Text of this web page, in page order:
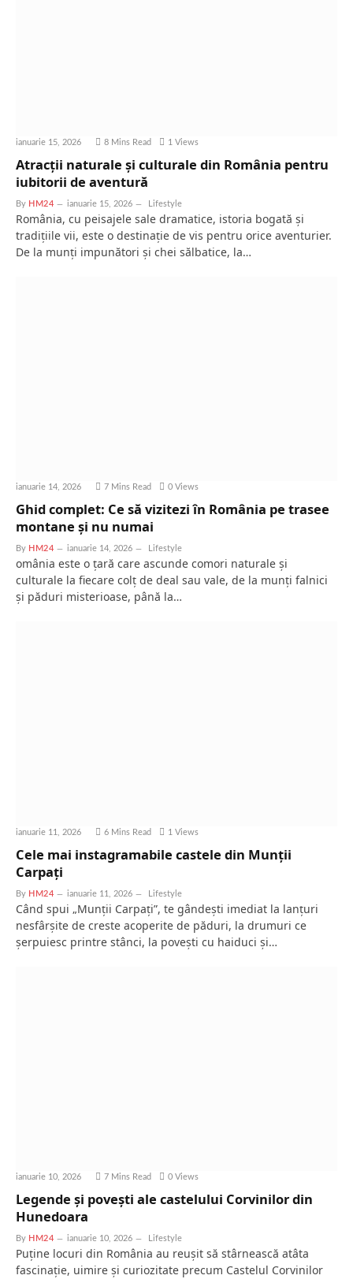
ianuarie 15, 2026 8 Mins Read 1 Views
Atracții naturale și culturale din România pentru
iubitorii de aventură
By HM24 ianuarie 15, 2026 Lifestyle
România, cu peisajele sale dramatice, istoria bogată și
tradițiile vii, este o destinație de vis pentru orice aventurier.
De la munți impunători și chei sălbatice, la…
ianuarie 14, 2026 7 Mins Read 0 Views
Ghid complet: Ce să vizitezi în România pe trasee
montane și nu numai
By HM24 ianuarie 14, 2026 Lifestyle
omânia este o țară care ascunde comori naturale și
culturale la fiecare colț de deal sau vale, de la munți falnici
și păduri misterioase, până la…
ianuarie 11, 2026 6 Mins Read 1 Views
Cele mai instagramabile castele din Munții
Carpați
By HM24 ianuarie 11, 2026 Lifestyle
Când spui „Munții Carpați”, te gândești imediat la lanțuri
nesfârșite de creste acoperite de păduri, la drumuri ce
șerpuiesc printre stânci, la povești cu haiduci și…
ianuarie 10, 2026 7 Mins Read 0 Views
Legende și povești ale castelului Corvinilor din
Hunedoara
By HM24 ianuarie 10, 2026 Lifestyle
Puține locuri din România au reușit să stârnească atâta
fascinație, uimire și curiozitate precum Castelul Corvinilor